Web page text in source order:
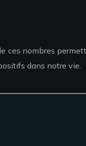
nombres
dans notre vie.